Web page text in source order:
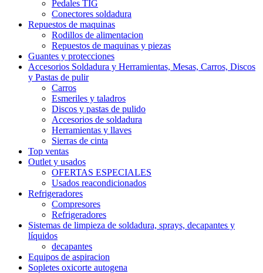
Pedales TIG
Conectores soldadura
Repuestos de maquinas
Rodillos de alimentacion
Repuestos de maquinas y piezas
Guantes y protecciones
Accesorios Soldadura y Herramientas, Mesas, Carros, Discos
y Pastas de pulir
Carros
Esmeriles y taladros
Discos y pastas de pulido
Accesorios de soldadura
Herramientas y llaves
Sierras de cinta
Top ventas
Outlet y usados
OFERTAS ESPECIALES
Usados reacondicionados
Refrigeradores
Compresores
Refrigeradores
Sistemas de limpieza de soldadura, sprays, decapantes y
líquidos
decapantes
Equipos de aspiracion
Sopletes oxicorte autogena